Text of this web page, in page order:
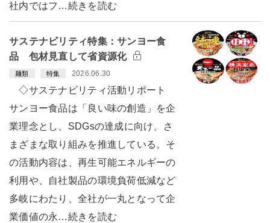
社内ではフ…続きを読む
サステナビリティ特集：サンヨー食
品 包材見直して省資源化
麺類 特集 2026.06.30
◇サステナビリティ活動リポート
サンヨー食品は「良い味の創造」を企
業理念とし、SDGsの達成に向け、さ
まざまな取り組みを推進している。そ
の活動内容は、再生可能エネルギーの
利用や、自社製品の環境負荷低減など
多岐にわたり、全社が一丸となって企
業価値の永…続きを読む